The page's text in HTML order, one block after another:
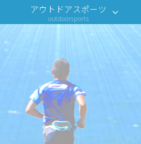
アウトドアスポーツ
outdoorsports